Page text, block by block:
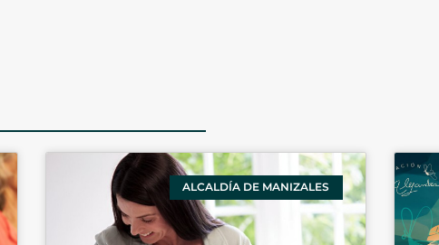
ALCALDÍA DE MANIZALES